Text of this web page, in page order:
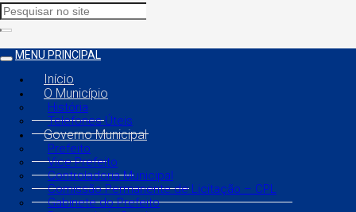
MENU PRINCIPAL
Início
O Município
História
Telefones Úteis
Governo Municipal
Prefeito
Vice Prefeito
Controladoria Municipal
Comissão Permanente de Licitação – CPL
Gabinete do Prefeito